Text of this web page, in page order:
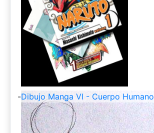
-Dibujo Manga VI - Cuerpo Humano